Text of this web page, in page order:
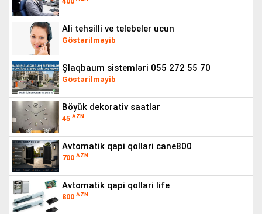
ali tehsilli ve telebeler ucun
Göstərilməyib
şlaqbaum sistemləri 055 272 55 70
Göstərilməyib
böyük dekorativ saatlar
45 AZN
avtomatik qapi qollari cane800
700 AZN
avtomatik qapi qollari life
800 AZN